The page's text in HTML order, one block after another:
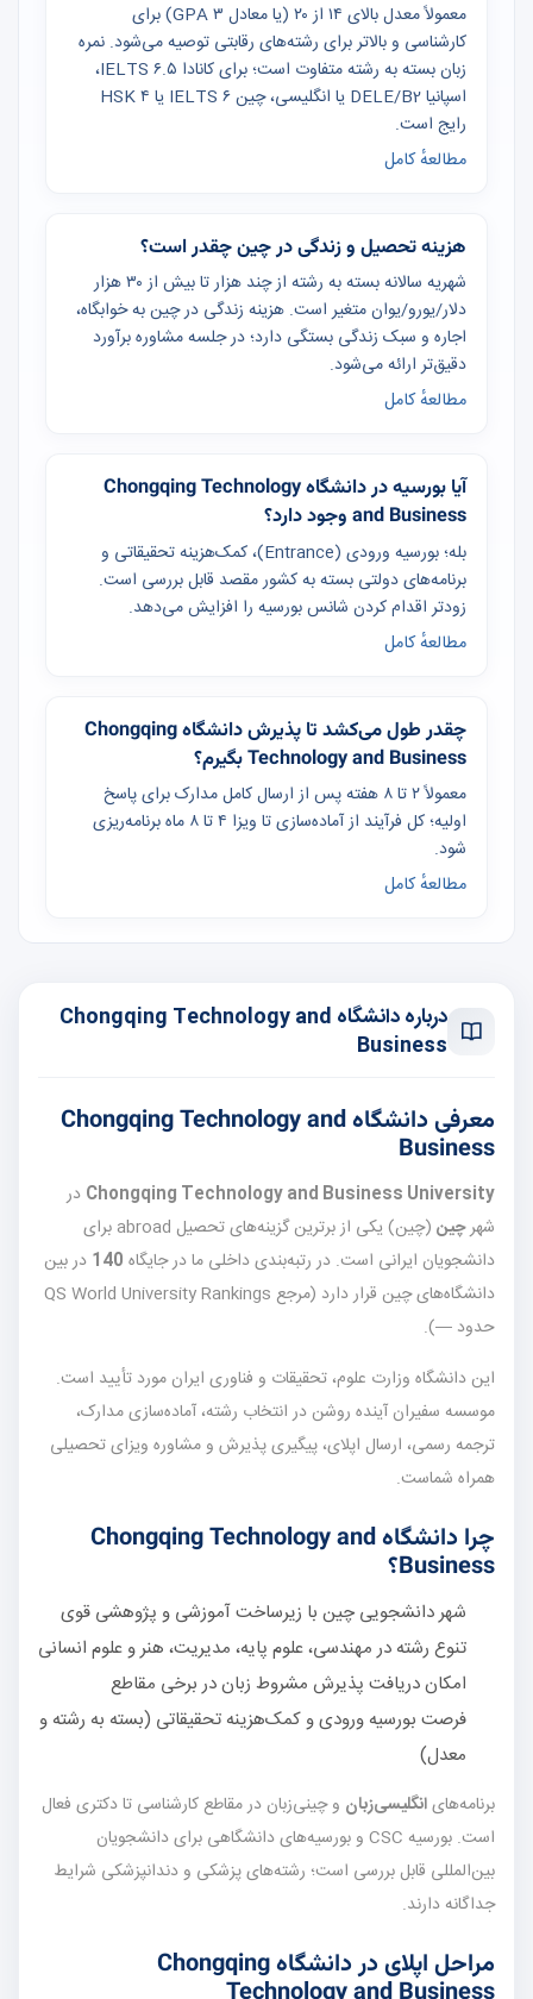
معمولاً معدل بالای ۱۴ از ۲۰ (یا معادل GPA ۳) برای
کارشناسی و بالاتر برای رشته‌های رقابتی توصیه می‌شود. نمره
زبان بسته به رشته متفاوت است؛ برای کانادا IELTS ۶.۵،
اسپانیا DELE/B2 یا انگلیسی، چین IELTS ۶ یا HSK ۴
رایج است.
مطالعهٔ کامل
هزینه تحصیل و زندگی در چین چقدر است؟
شهریه سالانه بسته به رشته از چند هزار تا بیش از ۳۰ هزار
دلار/یورو/یوان متغیر است. هزینه زندگی در چین به خوابگاه،
اجاره و سبک زندگی بستگی دارد؛ در جلسه مشاوره برآورد
دقیق‌تر ارائه می‌شود.
مطالعهٔ کامل
آیا بورسیه در دانشگاه Chongqing Technology
and Business وجود دارد؟
بله؛ بورسیه ورودی (Entrance)، کمک‌هزینه تحقیقاتی و
برنامه‌های دولتی بسته به کشور مقصد قابل بررسی است.
زودتر اقدام کردن شانس بورسیه را افزایش می‌دهد.
مطالعهٔ کامل
چقدر طول می‌کشد تا پذیرش دانشگاه Chongqing
Technology and Business بگیرم؟
معمولاً ۲ تا ۸ هفته پس از ارسال کامل مدارک برای پاسخ
اولیه؛ کل فرآیند از آماده‌سازی تا ویزا ۴ تا ۸ ماه برنامه‌ریزی
شود.
مطالعهٔ کامل
درباره دانشگاه Chongqing Technology and
Business
معرفی دانشگاه Chongqing Technology and
Business
Chongqing Technology and Business University در
شهرچین
(چین) یکی از برترین گزینه‌های تحصیل abroad برای
دانشجویان ایرانی است. در رتبه‌بندی داخلی ما در جایگاه 140 در بین
دانشگاه‌های چین قرار دارد (مرجع QS World University Rankings
حدود —).
این دانشگاه وزارت علوم، تحقیقات و فناوری ایران مورد تأیید است.
موسسه سفیران آینده روشن در انتخاب رشته، آماده‌سازی مدارک،
ترجمه رسمی، ارسال اپلای، پیگیری پذیرش و مشاوره ویزای تحصیلی
همراه شماست.
چرا دانشگاه Chongqing Technology and
Business؟
شهر دانشجویی چین با زیرساخت آموزشی و پژوهشی قوی
تنوع رشته در مهندسی، علوم پایه، مدیریت، هنر و علوم انسانی
امکان دریافت پذیرش مشروط زبان در برخی مقاطع
فرصت بورسیه ورودی و کمک‌هزینه تحقیقاتی (بسته به رشته و
معدل)
برنامه‌هایانگلیسی‌زبان و چینی‌زبان در مقاطع کارشناسی تا دکتری فعال
است. بورسیه CSC و بورسیه‌های دانشگاهی برای دانشجویان
بین‌المللی قابل بررسی است؛ رشته‌های پزشکی و دندانپزشکی شرایط
جداگانه دارند.
مراحل اپلای در دانشگاه Chongqing